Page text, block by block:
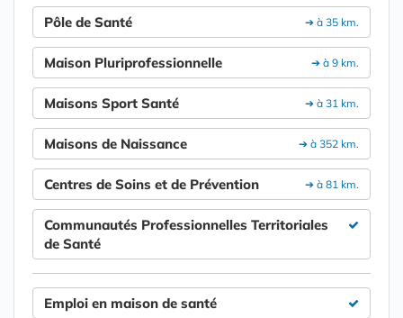
➔ à 35 km.
Pôle de Santé
➔ à 9 km.
Maison Pluriprofessionnelle
➔ à 31 km.
Maisons Sport Santé
➔ à 352 km.
Maisons de Naissance
➔ à 81 km.
Centres de Soins et de Prévention
Communautés Professionnelles Territoriales
de Santé
Emploi en maison de santé